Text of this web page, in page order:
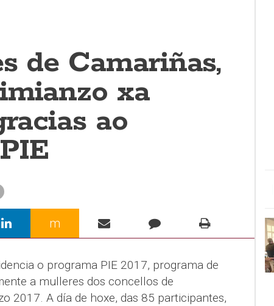
de Camariñas,
xa
ao
m
o programa PIE 2017, programa de
a mulleres dos concellos de
2017. A día de hoxe, das 85 participantes,